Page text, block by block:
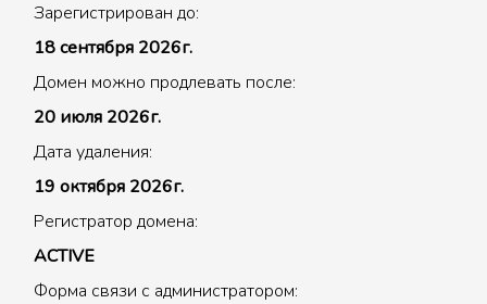
Зарегистрирован до:
18 сентября 2026г.
Домен можно продлевать после:
20 июля 2026г.
Дата удаления:
19 октября 2026г.
Регистратор домена:
ACTIVE
Форма связи с администратором: